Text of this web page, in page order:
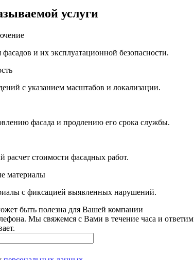
услуги
и их эксплуатационной безопасности.
с указанием масштабов и локализации.
фасада и продлению его срока службы.
расчет стоимости фасадных работ.
материалы
с фиксацией выявленных нарушений.
быть полезна для Вашей компании
Мы свяжемся с Вами в течение часа и